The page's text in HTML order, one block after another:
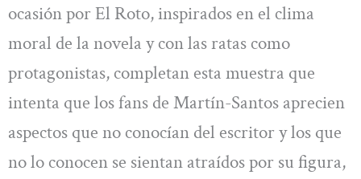
ocasión por El Roto, inspirados en el clima
moral de la novela y con las ratas como
protagonistas, completan esta muestra que
intenta que los fans de Martín-Santos aprecien
aspectos que no conocían del escritor y los que
no lo conocen se sientan atraídos por su figura,